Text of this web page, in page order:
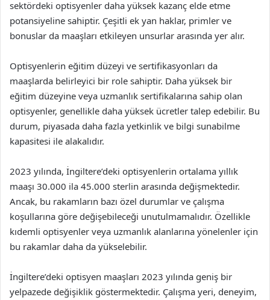
sektördeki optisyenler daha yüksek kazanç elde etme
potansiyeline sahiptir. Çeşitli ek yan haklar, primler ve
bonuslar da maaşları etkileyen unsurlar arasında yer alır.
Optisyenlerin eğitim düzeyi ve sertifikasyonları da
maaşlarda belirleyici bir role sahiptir. Daha yüksek bir
eğitim düzeyine veya uzmanlık sertifikalarına sahip olan
optisyenler, genellikle daha yüksek ücretler talep edebilir. Bu
durum, piyasada daha fazla yetkinlik ve bilgi sunabilme
kapasitesi ile alakalıdır.
2023 yılında, İngiltere’deki optisyenlerin ortalama yıllık
maaşı 30.000 ila 45.000 sterlin arasında değişmektedir.
Ancak, bu rakamların bazı özel durumlar ve çalışma
koşullarına göre değişebileceği unutulmamalıdır. Özellikle
kıdemli optisyenler veya uzmanlık alanlarına yönelenler için
bu rakamlar daha da yükselebilir.
İngiltere’deki optisyen maaşları 2023 yılında geniş bir
yelpazede değişiklik göstermektedir. Çalışma yeri, deneyim,